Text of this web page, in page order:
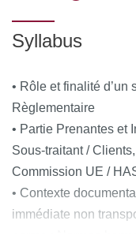
de son
garantir le respect de
Syllabus
• Rôle et finalité d’un
Règlementaire
• Partie Prenantes et
Sous-traitant /
Commission UE /
• Contexte
immédiate non